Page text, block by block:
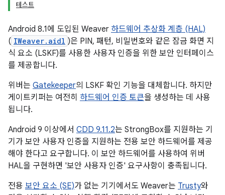
테스트
Android 8.1에 도입된 Weaver 하드웨어 추상화 계층 (HAL)
( IWeaver.aidl )은 PIN, 패턴, 비밀번호와 같은 잠금 화면 지
식 요소 (LSKF)를 사용한 사용자 인증을 위한 보안 인터페이스
를 제공합니다.
위버는 Gatekeeper의 LSKF 확인 기능을 대체합니다. 하지만
게이트키퍼는 여전히 하드웨어 인증 토큰을 생성하는 데 사용
됩니다.
Android 9 이상에서 CDD 9.11.2는 StrongBox를 지원하는 기
기가 보안 사용자 인증을 지원하는 전용 보안 하드웨어를 제공
해야 한다고 요구합니다. 이 보안 하드웨어를 사용하여 위버
HAL을 구현하면 '보안 사용자 인증' 요구사항이 충족됩니다.
전용 보안 요소 (SE)가 없는 기기에서도 Weaver는 Trusty와